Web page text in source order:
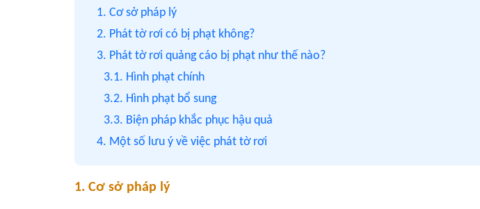
1. Cơ sở pháp lý
2. Phát tờ rơi có bị phạt không?
3. Phát tờ rơi quảng cáo bị phạt như thế nào?
3.1. Hình phạt chính
3.2. Hình phạt bổ sung
3.3. Biện pháp khắc phục hậu quả
4. Một số lưu ý về việc phát tờ rơi
1. Cơ sở pháp lý